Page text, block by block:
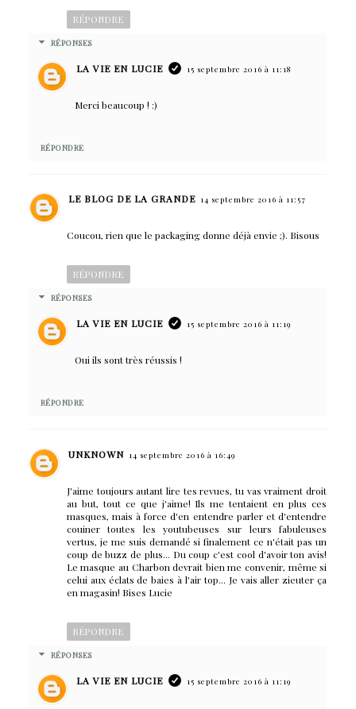
RÉPONDRE
RÉPONSES
LA VIE EN LUCIE 15 septembre 2016 à 11:18
Merci beaucoup ! :)
RÉPONDRE
LE BLOG DE LA GRANDE 14 septembre 2016 à 11:57
Coucou, rien que le packaging donne déjà envie ;). Bisous
RÉPONDRE
RÉPONSES
LA VIE EN LUCIE 15 septembre 2016 à 11:19
Oui ils sont très réussis !
RÉPONDRE
UNKNOWN 14 septembre 2016 à 16:49
J'aime toujours autant lire tes revues, tu vas vraiment droit
au but, tout ce que j'aime! Ils me tentaient en plus ces
masques, mais à force d'en entendre parler et d'entendre
couiner toutes les youtubeuses sur leurs fabuleuses
vertus, je me suis demandé si finalement ce n'était pas un
coup de buzz de plus... Du coup c'est cool d'avoir ton avis!
Le masque au Charbon devrait bien me convenir, même si
celui aux éclats de baies à l'air top... Je vais aller zieuter ça
en magasin! Bises Lucie
RÉPONDRE
RÉPONSES
LA VIE EN LUCIE 15 septembre 2016 à 11:19